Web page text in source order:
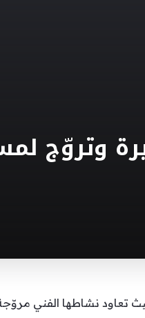
وتروّج
تعاود نشاطها الفني